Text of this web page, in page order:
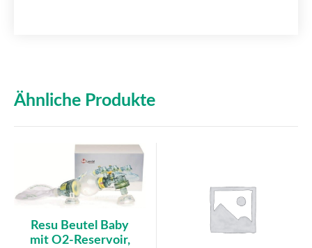
Ähnliche Produkte
Resu Beutel Baby
mit O2-Reservoir,